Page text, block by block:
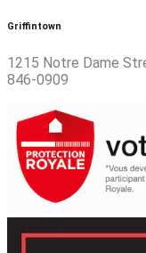
Griffintown
1215 Notre Dame
846-0909